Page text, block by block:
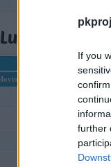
If you
further
de